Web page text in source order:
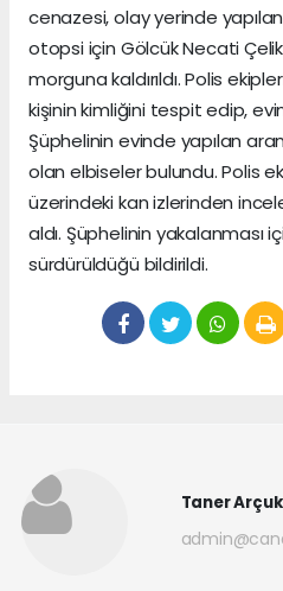
cenazesi, olay yerinde
otopsi için Gölcük Necati
morguna kaldırıldı. Polis
kişinin kimliğini tespit edip,
Şüphelinin evinde yapılan
olan elbiseler bulundu. Polis
üzerindeki kan izlerinden
aldı. Şüphelinin yakalanması
sürdürüldüğü bildirildi.
Taner